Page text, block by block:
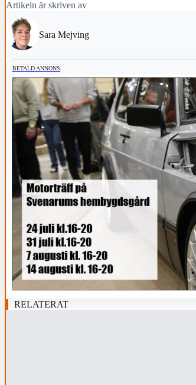
Artikeln är skriven av
Sara Mejving
BETALD ANNONS
RELATERAT